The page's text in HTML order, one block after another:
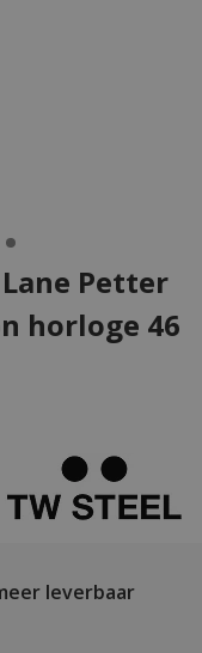
Lane Petter
horloge 46
leverbaar